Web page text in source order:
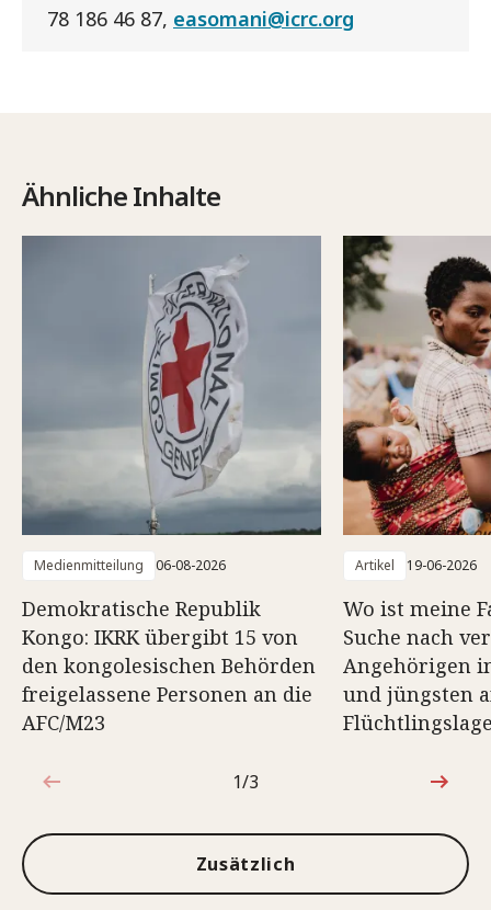
78 186 46 87, easomani@icrc.org
Ähnliche Inhalte
Medienmitteilung 06-08-2026
Demokratische Republik
Kongo: IKRK übergibt 15 von
den kongolesischen Behörden
freigelassene Personen an die
AFC/M23
Artikel 19-06-2026
Wo ist meine
Suche nach
Angehörigen
und jüngsten
1von3
1/3
Zusätzlich